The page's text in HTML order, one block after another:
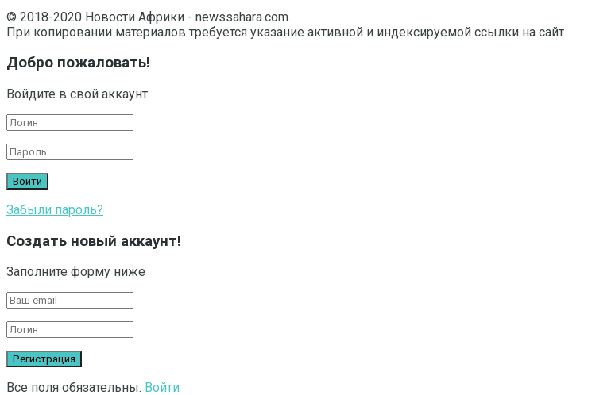
© 2018-2020 Новости Африки - newssahara.com.
При копировании материалов требуется указание активной и индексируемой ссылки на сайт.
Добро пожаловать!
Войдите в свой аккаунт
Забыли пароль?
Создать новый аккаунт!
Заполните форму ниже
Все поля обязательны. Войти